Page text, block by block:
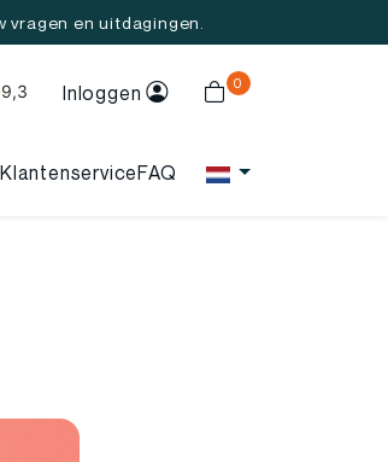
vragen en uitdagingen.
Inloggen 0
KlantenserviceFAQ